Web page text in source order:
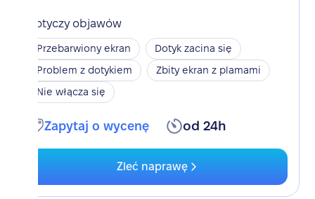
Dotyczy objawów
Przebarwiony ekran
Dotyk zacina się
Problem z dotykiem
Zbity ekran z plamami
Nie włącza się
Zapytaj o wycenę od 24h
Zleć naprawę